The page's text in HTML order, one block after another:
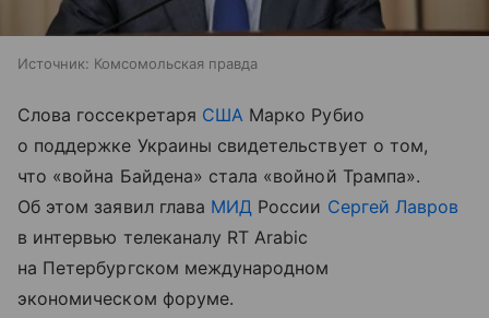
Источник: Комсомольская правда
Слова госсекретаря США Марко Рубио
о поддержке Украины свидетельствует о том,
что «война Байдена» стала «войной Трампа».
Об этом заявил глава МИД России Сергей Лавров
в интервью телеканалу RT Arabic
на Петербургском международном
экономическом форуме.